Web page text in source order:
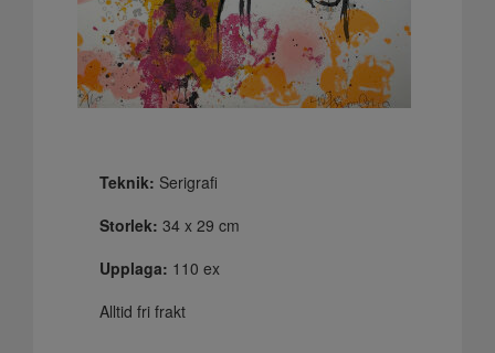
Teknik: Serigrafi
Storlek: 34 x 29 cm
Upplaga: 110 ex
Alltid fri frakt